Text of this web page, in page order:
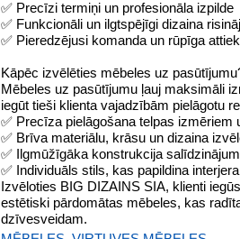
✅ Precīzi termiņi un profesionāla izpilde
✅ Funkcionāli un ilgtspējīgi dizaina
✅ Pieredzējusi komanda un rūpīga
Kāpēc izvēlēties mēbeles uz
Mēbeles uz pasūtījumu ļauj maksimāli
iegūt tieši klienta vajadzībām pielāgotu
✅ Precīza pielāgošana telpas izmēriem
✅ Brīva materiālu, krāsu un dizaina
✅ Ilgmūžīgāka konstrukcija
✅ Individuāls stils, kas papildina
Izvēloties BIG DIZAINS SIA, klienti
estētiski pārdomātas mēbeles, kas
dzīvesveidam.